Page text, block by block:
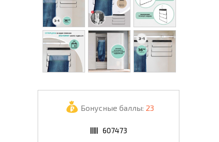
Бонусные баллы: 23
607473